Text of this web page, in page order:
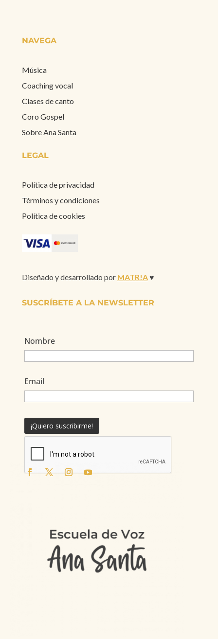
NAVEGA
Música
Coaching vocal
Clases de canto
Coro Gospel
Sobre Ana Santa
LEGAL
Política de privacidad
Términos y condiciones
Política de cookies
Diseñado y desarrollado por MATR!A♥
SUSCRÍBETE A LA NEWSLETTER
Nombre
Email